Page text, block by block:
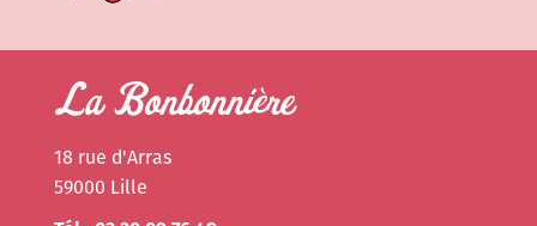
La Bonbonnière
18 rue d'Arras
59000 Lille